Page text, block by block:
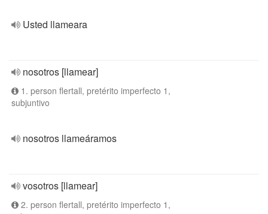
Usted llameara
nosotros [llamear]
1. person flertall, pretérito imperfecto 1,
subjuntivo
nosotros llameáramos
vosotros [llamear]
2. person flertall, pretérito imperfecto 1,